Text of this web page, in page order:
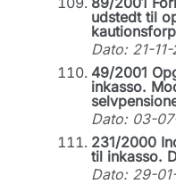
udstedt til
Dato: 21-11-
49/2001
inkasso.
Dato: 03-
231/2000
til inkasso.
Dato: 29-